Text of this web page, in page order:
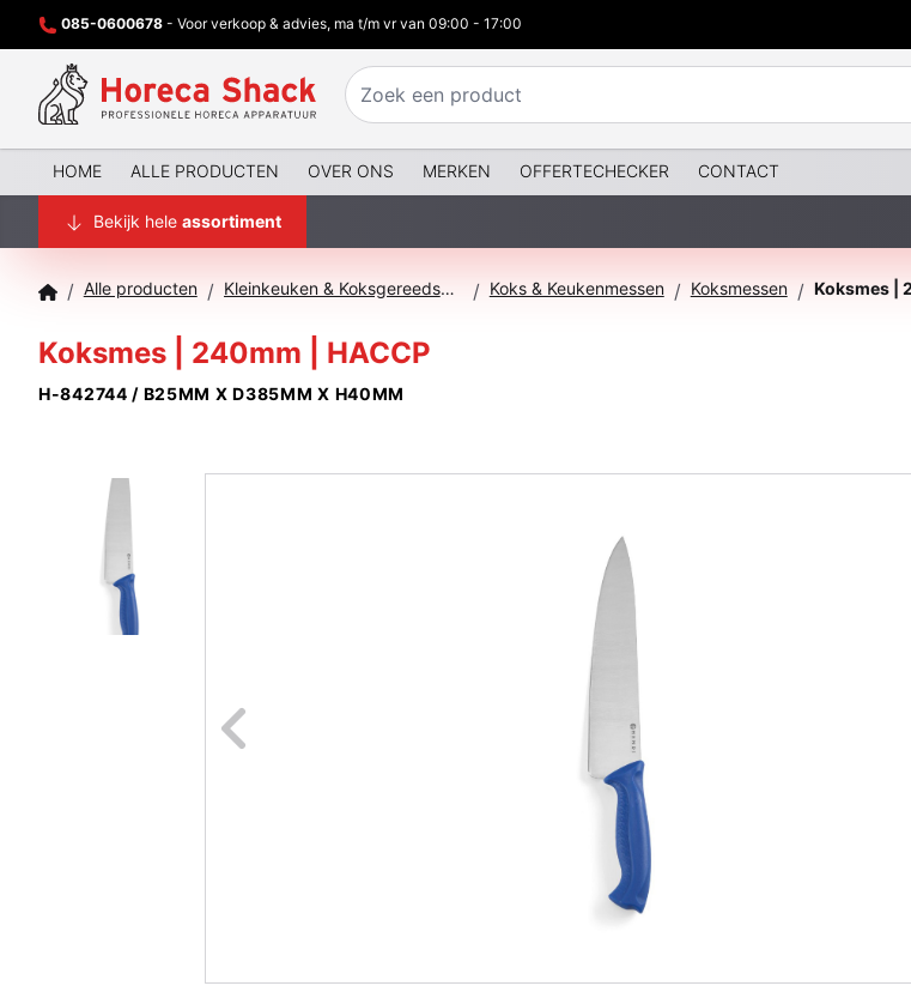
085-0600678 - Voor verkoop & advies, ma t/m vr van 09:00 - 17:00
HOME ALLE PRODUCTEN OVER ONS MERKEN OFFERTECHECKER CONTACT
Bekijk hele assortiment
/ Alle producten / Kleinkeuken & Koksgereedschap / Koks & Keukenmessen / Koksmessen / Koksmes |
Koksmes | 240mm | HACCP
H-842744 / B25MM X D385MM X H40MM
Naar vorige foto